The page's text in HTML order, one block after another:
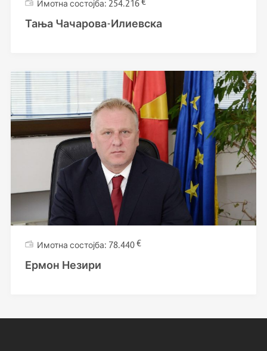
254.216
Тања Чачарова-Илиевска
78.440€
Ермон Незири